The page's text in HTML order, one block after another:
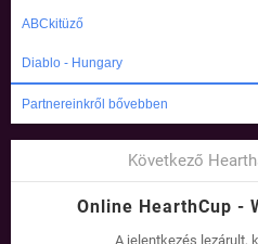
ABCkitüző
Diablo - Hungary
Partnereinkről bővebben
Következő
Online HearthCup -
A jelentkezés lezárult,